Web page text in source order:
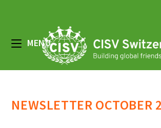
MENU
NEWSLETTER OCTOBER